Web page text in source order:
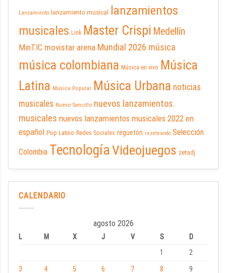
Lanzamiento lanzamiento musical
lanzamientos
musicales Link Master Crispi Medellín
MinTIC movistar arena Mundial 2026 música
música colombiana Música en vivo Música
Latina Música Popular Música Urbana noticias
musicales Nuevo Sencillo nuevos lanzamientos
musicales nuevos lanzamientos musicales 2022 en
español Pop Latino Redes Sociales reguetón rezeteando Selección
Colombia TecnologíaVideojuegos zetadj
CALENDARIO
agosto 2026
L M X J V S
D
1
2
3
4 5 6 7 8
9